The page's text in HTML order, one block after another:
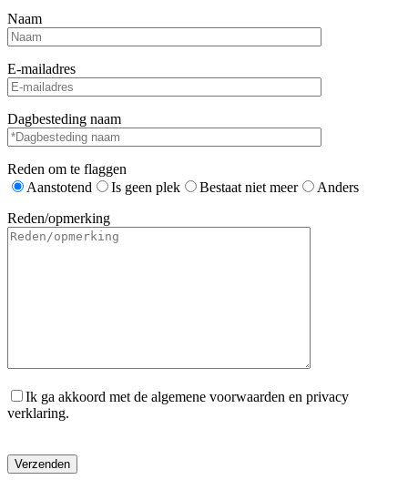
Naam
E-mailadres
Dagbesteding naam
Reden om te flaggen
Aanstotend
Is geen plek Bestaat niet meer
Anders
Reden/opmerking
Ik ga akkoord met de algemene voorwaarden en privacy
verklaring.